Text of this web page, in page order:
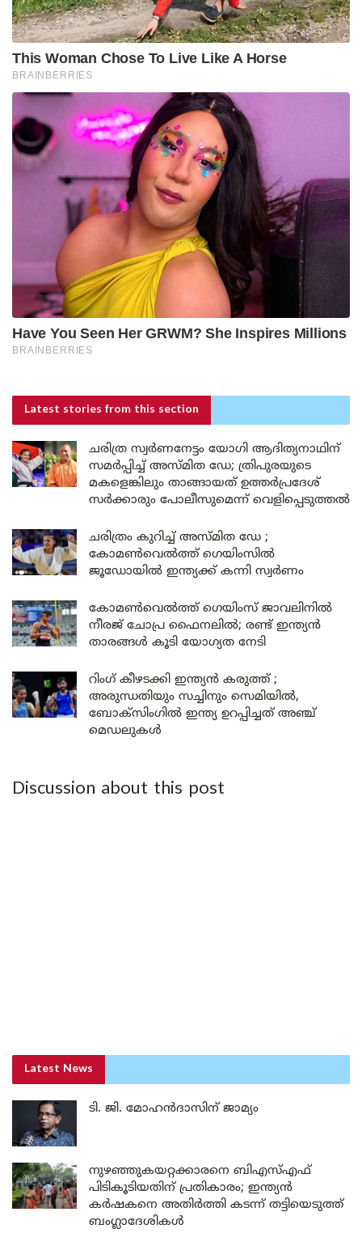
Latest stories from this section
ചരിത്ര സ്വർണനേട്ടം യോഗി ആദിത്യനാഥിന്
സമർപ്പിച്ച് അസ്മിത ഡേ; ത്രിപുരയുടെ
മകളെങ്കിലും താങ്ങായത് ഉത്തർപ്രദേശ്
സർക്കാരും പോലീസുമെന്ന് വെളിപ്പെടുത്തൽ
ചരിത്രം കുറിച്ച് അസ്മിത ഡേ ;
കോമൺവെൽത്ത് ഗെയിംസിൽ
ജൂഡോയിൽ ഇന്ത്യക്ക് കന്നി സ്വർണം
കോമൺവെൽത്ത് ഗെയിംസ് ജാവലിനിൽ
നീരജ് ചോപ്ര ഫൈനലിൽ; രണ്ട് ഇന്ത്യൻ
താരങ്ങൾ കൂടി യോഗ്യത നേടി
റിംഗ് കീഴടക്കി ഇന്ത്യൻ കരുത്ത് ;
അരുന്ധതിയും സച്ചിനും സെമിയിൽ,
ബോക്സിംഗിൽ ഇന്ത്യ ഉറപ്പിച്ചത് അഞ്ച്
മെഡലുകൾ
Discussion about this post
Latest News
ടി. ജി. മോഹൻദാസിന് ജാമ്യം
നുഴഞ്ഞുകയറ്റക്കാരനെ ബിഎസ്എഫ്
പിടികൂടിയതിന് പ്രതികാരം; ഇന്ത്യൻ
കർഷകനെ അതിർത്തി കടന്ന് തട്ടിയെടുത്ത്
ബംഗ്ലാദേശികൾ